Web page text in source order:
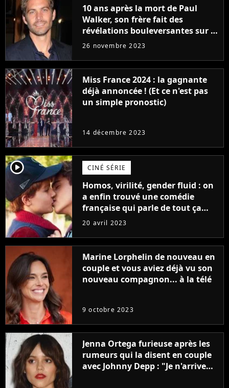
10 ans après la mort de Paul
Walker, son frère fait des
révélations bouleversantes sur la
réaction des acteurs de Fast and
26 novembre 2023
Miss France 2024 : la gagnante
déjà annoncée ! (Et ce n'est pas
un simple pronostic)
14 décembre 2023
player2 CINÉ SÉRIE
Homos, virilité, gender fluid : on
a enfin trouvé une comédie
française qui parle de tout ça
sans être super ringarde
20 avril 2023
Marine Lorphelin de nouveau en
couple et vous aviez déjà vu son
nouveau compagnon... à la télé
9 octobre 2023
Jenna Ortega furieuse après les
rumeurs qui la disent en couple
avec Johnny Depp : "Je n'arrive